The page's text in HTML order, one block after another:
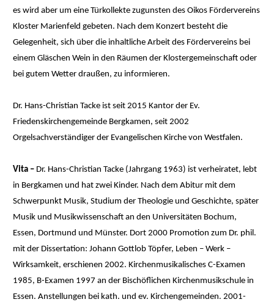
es wird aber um eine Türkollekte zugunsten des Oikos Fördervereins
Kloster Marienfeld gebeten. Nach dem Konzert besteht die
Gelegenheit, sich über die inhaltliche Arbeit des Fördervereins bei
einem Gläschen Wein in den Räumen der Klostergemeinschaft oder
bei gutem Wetter draußen, zu informieren.
Dr. Hans-Christian Tacke ist seit 2015 Kantor der Ev.
Friedenskirchengemeinde Bergkamen, seit 2002
Orgelsachverständiger der Evangelischen Kirche von Westfalen.
Vita – Dr. Hans-Christian Tacke (Jahrgang 1963) ist verheiratet, lebt
in Bergkamen und hat zwei Kinder. Nach dem Abitur mit dem
Schwerpunkt Musik, Studium der Theologie und Geschichte, später
Musik und Musikwissenschaft an den Universitäten Bochum,
Essen, Dortmund und Münster. Dort 2000 Promotion zum Dr. phil.
mit der Dissertation: Johann Gottlob Töpfer, Leben – Werk –
Wirksamkeit, erschienen 2002. Kirchenmusikalisches C-Examen
1985, B-Examen 1997 an der Bischöflichen Kirchenmusikschule in
Essen. Anstellungen bei kath. und ev. Kirchengemeinden. 2001-